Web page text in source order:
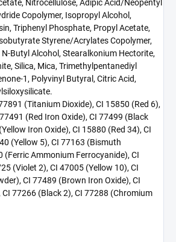
Nitrocellulose, Adipic Acid/Neopentyl
Copolymer, Isopropyl Alcohol,
Triphenyl Phosphate, Propyl Acetate,
Styrene/Acrylates Copolymer,
Butyl Alcohol, Stearalkonium Hectorite,
Silica, Mica, Trimethylpentanediyl
1, Polyvinyl Butyral, Citric Acid,
(Titanium Dioxide), CI 15850 (Red 6),
(Red Iron Oxide), CI 77499 (Black
Iron Oxide), CI 15880 (Red 34), CI
(Yellow 5), CI 77163 (Bismuth
(Ferric Ammonium Ferrocyanide), CI
(Violet 2), CI 47005 (Yellow 10), CI
CI 77489 (Brown Iron Oxide), CI
77266 (Black 2), CI 77288 (Chromium